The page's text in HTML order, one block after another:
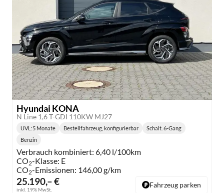
Hyundai KONA
N Line 1,6 T-GDI 110KW MJ27
25.190,– €
inkl. 19% MwSt.
Lieferzeit:
UVL :5 Monate Bestellfahrzeug, konfigurierbar
Getriebe:
Schalt. 6-Gang
Kraftstoff:
Benzin
Verbrauch kombiniert: 6,40 l/100km
CO2-Klasse: E
CO2-Emissionen: 146,00 g/km
Fahrzeug parken